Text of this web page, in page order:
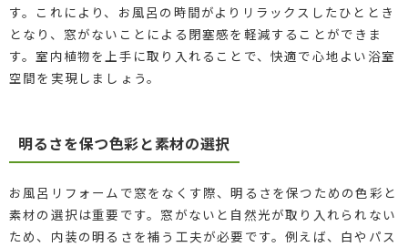
す。これにより、お風呂の時間がよりリラックスしたひととき
となり、窓がないことによる閉塞感を軽減することができま
す。室内植物を上手に取り入れることで、快適で心地よい浴室
空間を実現しましょう。
明るさを保つ色彩と素材の選択
お風呂リフォームで窓をなくす際、明るさを保つための色彩と
素材の選択は重要です。窓がないと自然光が取り入れられない
ため、内装の明るさを補う工夫が必要です。例えば、白やパス